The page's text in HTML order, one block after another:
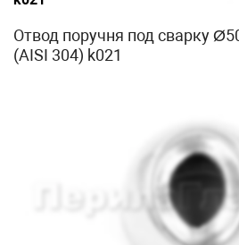
Отвод поручня под сварку
(AISI 304) k021